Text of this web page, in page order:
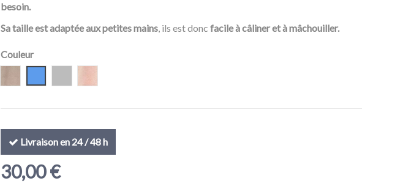
besoin.
Sa taille est adaptée aux petites mains, ils est donc facile à câliner et à mâchouiller.
Couleur
Livraison en 24 / 48 h
30,00 €